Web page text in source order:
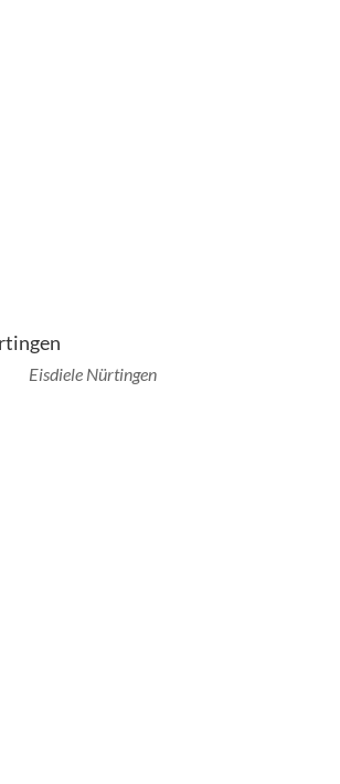
Eisdiele Nürtingen